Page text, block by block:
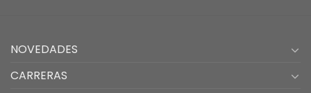
NOVEDADES
CARRERAS